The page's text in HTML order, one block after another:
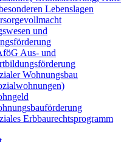
Lebenslagen
und
Aus- und
Wohnungsbau
Erbbaurechtsprogramm